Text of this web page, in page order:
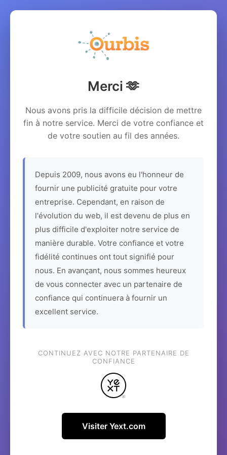
Merci 🫶
Nous avons pris la difficile décision de mettre
fin à notre service. Merci de votre confiance et
de votre soutien au fil des années.
Depuis 2009, nous avons eu l'honneur de
fournir une publicité gratuite pour votre
entreprise. Cependant, en raison de
l'évolution du web, il est devenu de plus en
plus difficile d'exploiter notre service de
manière durable. Votre confiance et votre
fidélité continues ont tout signifié pour
nous. En avançant, nous sommes heureux
de vous connecter avec un partenaire de
confiance qui continuera à fournir un
excellent service.
CONTINUEZ AVEC NOTRE PARTENAIRE DE
CONFIANCE
Visiter Yext.com